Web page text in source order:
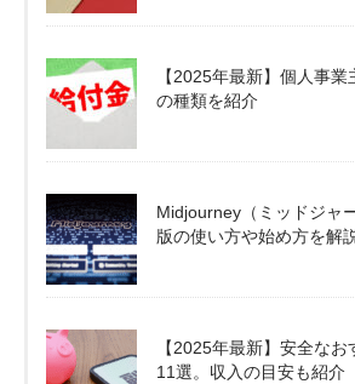
【2025年最新】個人事
の種類を紹介
Midjourney（ミッドジャ
版の使い方や始め方を解
【2025年最新】安全な
11選。収入の目安も紹介